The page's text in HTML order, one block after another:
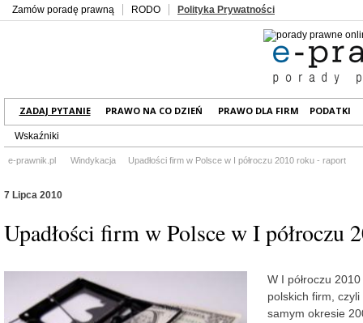
Zamów poradę prawną RODO Polityka Prywatności
ZADAJ PYTANIE PRAWO NA CO DZIEŃ PRAWO DLA FIRM PODATKI
Wskaźniki
e-prawnik.pl Windykacja Upadłości firm w Polsce w I półroczu 2010 roku - raport
7 Lipca 2010
Upadłości firm w Polsce w I półroczu
W I półroczu
polskich firm,
samym okresie